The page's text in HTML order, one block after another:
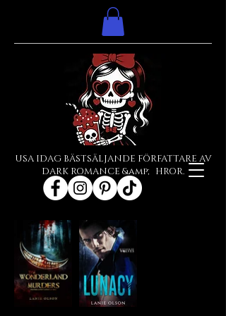
USA IDAG BÄSTSÄLJANDE FÖRFATTARE AV
DARK ROMANCE &amp; HROR.